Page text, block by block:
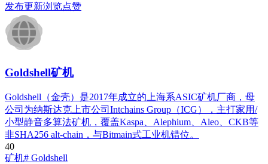
发布更新浏览点赞
Goldshell矿机
Goldshell（金壳）是2017年成立的上海系ASIC矿机厂商，母
公司为纳斯达克上市公司Intchains Group（ICG），主打家用/
小型静音多算法矿机，覆盖Kaspa、Alephium、Aleo、CKB等
非SHA256 alt-chain，与Bitmain式工业机错位。
40
矿机# Goldshell